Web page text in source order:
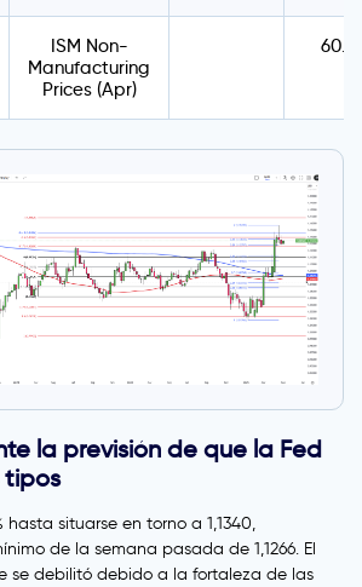
ISM Non-
Manufacturing
Prices (Apr)
60.9
la previsión de que la Fed
tipos
hasta situarse en torno a 1,1340,
de la semana pasada de 1,1266. El
se debilitó debido a la fortaleza de las